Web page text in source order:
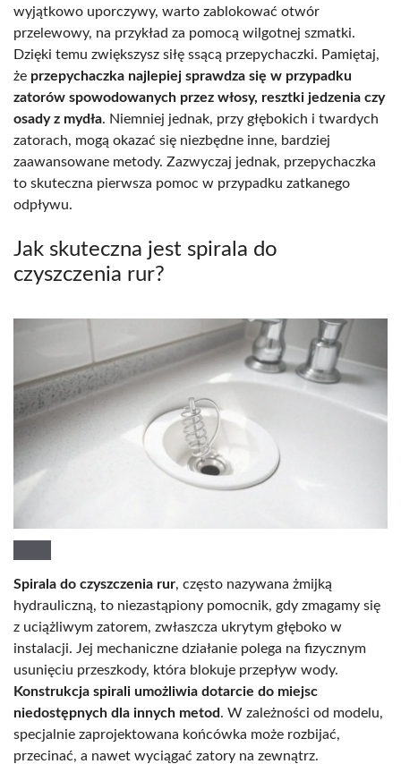
wyjątkowo uporczywy, warto zablokować otwór
przelewowy, na przykład za pomocą wilgotnej szmatki.
Dzięki temu zwiększysz siłę ssącą przepychaczki. Pamiętaj,
że przepychaczka najlepiej sprawdza się w przypadku
zatorów spowodowanych przez włosy, resztki jedzenia czy
osady z mydła. Niemniej jednak, przy głębokich i twardych
zatorach, mogą okazać się niezbędne inne, bardziej
zaawansowane metody. Zazwyczaj jednak, przepychaczka
to skuteczna pierwsza pomoc w przypadku zatkanego
odpływu.
Jak skuteczna jest spirala do
czyszczenia rur?
Spirala do czyszczenia rur, często nazywana żmijką
hydrauliczną, to niezastąpiony pomocnik, gdy zmagamy się
z uciążliwym zatorem, zwłaszcza ukrytym głęboko w
instalacji. Jej mechaniczne działanie polega na fizycznym
usunięciu przeszkody, która blokuje przepływ wody.
Konstrukcja spirali umożliwia dotarcie do miejsc
niedostępnych dla innych metod. W zależności od modelu,
specjalnie zaprojektowana końcówka może rozbijać,
przecinać, a nawet wyciągać zatory na zewnątrz.